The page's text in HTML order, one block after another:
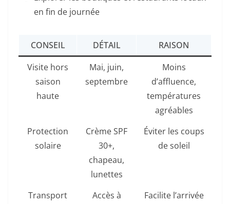
en fin de journée
CONSEIL DÉTAIL
RAISON
Visite hors
saison
haute
Mai, juin,
septembre
Moins
d’affluence,
températures
agréables
Protection
solaire
Crème SPF
30+,
chapeau,
lunettes
Éviter les coups
de soleil
Transport
Accès à
Facilite l’arrivée